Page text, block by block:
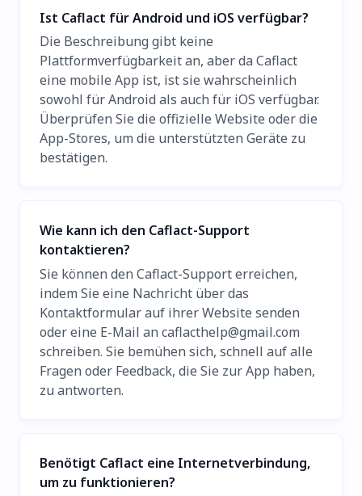
Ist Caflact für Android und iOS verfügbar?
Die Beschreibung gibt keine
Plattformverfügbarkeit an, aber da Caflact
eine mobile App ist, ist sie wahrscheinlich
sowohl für Android als auch für iOS verfügbar.
Überprüfen Sie die offizielle Website oder die
App-Stores, um die unterstützten Geräte zu
bestätigen.
Wie kann ich den Caflact-Support
kontaktieren?
Sie können den Caflact-Support erreichen,
indem Sie eine Nachricht über das
Kontaktformular auf ihrer Website senden
oder eine E-Mail an caflacthelp@gmail.com
schreiben. Sie bemühen sich, schnell auf alle
Fragen oder Feedback, die Sie zur App haben,
zu antworten.
Benötigt Caflact eine Internetverbindung,
um zu funktionieren?